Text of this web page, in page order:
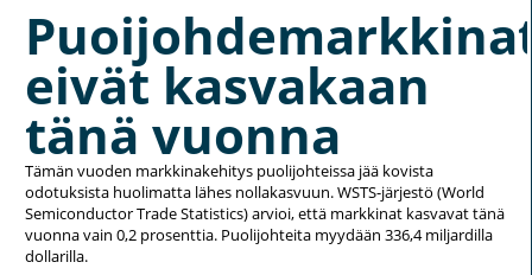
eivät kasvakaan
tänä vuonna
Tämän vuoden markkinakehitys puolijohteissa jää kovista
odotuksista huolimatta lähes nollakasvuun. WSTS-järjestö (World
Semiconductor Trade Statistics) arvioi, että markkinat kasvavat tänä
vuonna vain 0,2 prosenttia. Puolijohteita myydään 336,4 miljardilla
dollarilla.